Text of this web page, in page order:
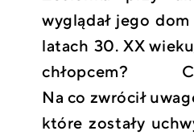
wyglądał jego
latach 30. XX
chłopcem?
Na co zwrócił
które zostały